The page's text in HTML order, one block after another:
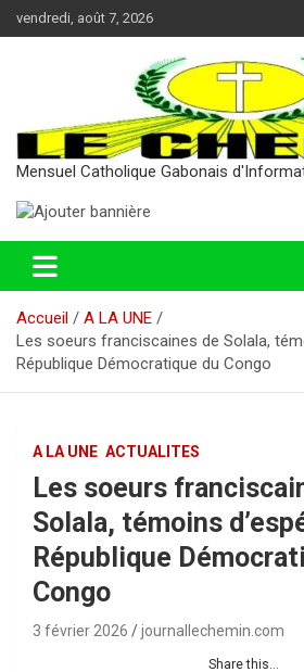
au
vendredi, août 7, 2026
Mensuel Catholique Gabonais
Accueil
A LA UNE
Les soeurs franciscaines de Solala,
République Démocratique du Congo
A LA UNE ACTUALITES
Les soeurs
Solala, témoins
République
Congo
3 février 2026 journallechemin.com
Share this...